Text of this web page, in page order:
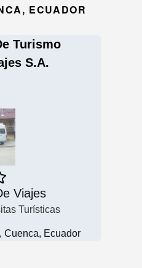
ECUADOR
Turismo
S.A.
Viajes
Turísticas
Cuenca, Ecuador